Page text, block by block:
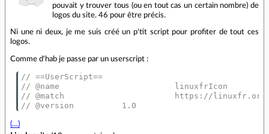
pouvait y trouver tous (ou en tout cas un certain nombre) de
logos du site. 46 pour être précis.
Ni une ni deux, je me suis créé un p'tit script pour profiter de tout ces
logos.
Comme d'hab je passe par un userscript :
// ==UserScript==
// @name                        linuxfrIcon
// @match                       https://
// @version          1.0
(…)